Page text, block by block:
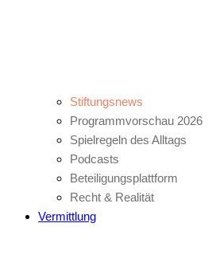
Stiftungsnews
Programmvorschau 2026
Spielregeln des Alltags
Podcasts
Beteiligungsplattform
Recht & Realität
Vermittlung